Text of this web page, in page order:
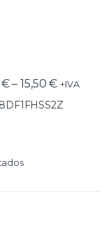
€–15,50€ +IVA